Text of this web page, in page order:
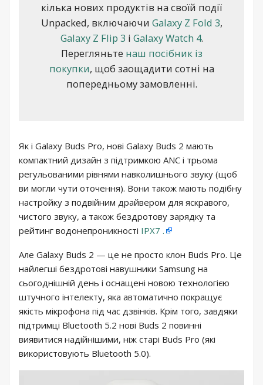
кілька нових продуктів на своїй події
Unpacked, включаючи Galaxy Z Fold 3,
Galaxy Z Flip 3 і Galaxy Watch 4.
Перегляньте наш посібник із
покупки, щоб заощадити сотні на
попередньому замовленні.
Як і Galaxy Buds Pro, нові Galaxy Buds 2 мають
компактний дизайн з підтримкою ANC і трьома
регульованими рівнями навколишнього звуку (щоб
ви могли чути оточення). Вони також мають подібну
настройку з подвійним драйвером для яскравого,
чистого звуку, а також бездротову зарядку та
рейтинг водонепроникності IPX7 .
Але Galaxy Buds 2 — це не просто клон Buds Pro. Це
найлегші бездротові навушники Samsung на
сьогоднішній день і оснащені новою технологією
штучного інтелекту, яка автоматично покращує
якість мікрофона під час дзвінків. Крім того, завдяки
підтримці Bluetooth 5.2 нові Buds 2 повинні
виявитися надійнішими, ніж старі Buds Pro (які
використовують Bluetooth 5.0).